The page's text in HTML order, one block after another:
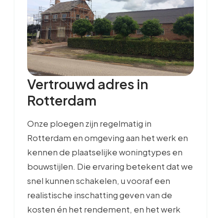
Vertrouwd adres in
Rotterdam
Onze ploegen zijn regelmatig in
Rotterdam en omgeving aan het werk en
kennen de plaatselijke woningtypes en
bouwstijlen. Die ervaring betekent dat we
snel kunnen schakelen, u vooraf een
realistische inschatting geven van de
kosten én het rendement, en het werk